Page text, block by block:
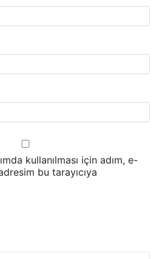
kullanılması için adım, e-
bu tarayıcıya